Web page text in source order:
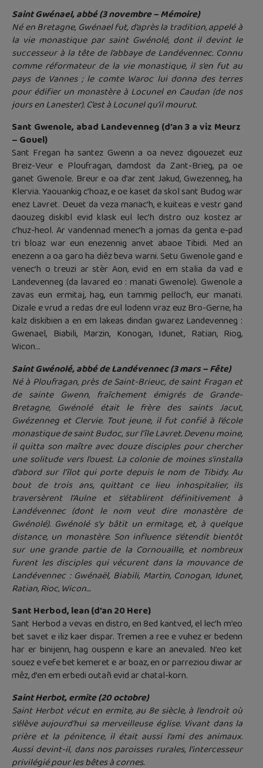
Saint Gwénael, abbé (3 novembre – Mémoire)
Né en Bretagne, Gwénael fut, d’après la tradition, appelé à
la vie monastique par saint Gwénolé, dont il devint le
successeur à la tête de l’abbaye de Landévennec. Connu
comme réformateur de la vie monastique, il s’en fut au
pays de Vannes ; le comte Waroc lui donna des terres
pour édifier un monastère à Locunel en Caudan (de nos
jours en Lanester). C’est à Locunel qu’il mourut.
Sant Gwenole, abad Landevenneg (d’an 3 a viz Meurz
– Gouel)
Sant Fregan ha santez Gwenn a oa nevez digouezet euz
Breiz-Veur e Ploufragan, damdost da Zant-Brieg, pa oe
ganet Gwenole. Breur e oa d’ar zent Jakud, Gwezenneg, ha
Klervia. Yaouankig c’hoaz, e oe kaset da skol sant Budog war
enez Lavret. Deuet da veza manac’h, e kuiteas e vestr gand
daouzeg diskibl evid klask eul lec’h distro ouz kostez ar
c’huz-heol. Ar vandennad menec’h a jomas da genta e-pad
tri bloaz war eun enezennig anvet abaoe Tibidi. Med an
enezenn a oa garo ha diêz beva warni. Setu Gwenole gand e
venec’h o treuzi ar stèr Aon, evid en em stalia da vad e
Landevenneg (da lavared eo : manati Gwenole). Gwenole a
zavas eun ermitaj, hag, eun tammig pelloc’h, eur manati.
Dizale e vrud a redas dre eul lodenn vraz euz Bro-Gerne, ha
kalz diskibien a en em lakeas dindan gwarez Landevenneg :
Gwenael, Biabili, Marzin, Konogan, Idunet, Ratian, Riog,
Wicon…
Saint Gwénolé, abbé de Landévennec (3 mars – Fête)
Né à Ploufragan, près de Saint-Brieuc, de saint Fragan et
de sainte Gwenn, fraîchement émigrés de Grande-
Bretagne, Gwénolé était le frère des saints Jacut,
Gwézenneg et Clervie. Tout jeune, il fut confié à l’école
monastique de saint Budoc, sur l’île Lavret. Devenu moine,
il quitta son maître avec douze disciples pour chercher
une solitude vers l’ouest. La colonie de moines s’installa
d’abord sur l’îlot qui porte depuis le nom de Tibidy. Au
bout de trois ans, quittant ce lieu inhospitalier, ils
traversèrent l’Aulne et s’établirent définitivement à
Landévennec (dont le nom veut dire monastère de
Gwénolé). Gwénolé s’y bâtit un ermitage, et, à quelque
distance, un monastère. Son influence s’étendit bientôt
sur une grande partie de la Cornouaille, et nombreux
furent les disciples qui vécurent dans la mouvance de
Landévennec : Gwénaël, Biabili, Martin, Conogan, Idunet,
Ratian, Rioc, Wicon…
Sant Herbod, lean (d’an 20 Here)
Sant Herbod a vevas en distro, en 8ed kantved, el lec’h m’eo
bet savet e iliz kaer dispar. Tremen a ree e vuhez er bedenn
har er binijenn, hag ouspenn e kare an anevaled. N’eo ket
souez e vefe bet kemeret e ar boaz, en or parreziou diwar ar
mêz, d’en em erbedi outañ evid ar chatal-korn.
Saint Herbot, ermite (20 octobre)
Saint Herbot vécut en ermite, au 8e siècle, à l’endroit où
s’élève aujourd’hui sa merveilleuse église. Vivant dans la
prière et la pénitence, il était aussi l’ami des animaux.
Aussi devint-il, dans nos paroisses rurales, l’intercesseur
privilégié pour les bêtes à cornes.